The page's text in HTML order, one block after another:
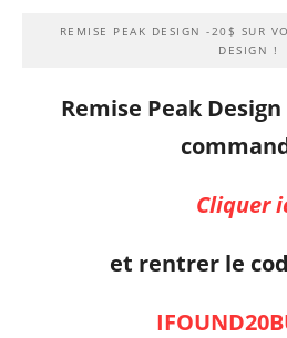
REMISE PEAK DESIGN -20$ SUR
DESIGN !
Remise Peak
Cliquer
et rentrer le